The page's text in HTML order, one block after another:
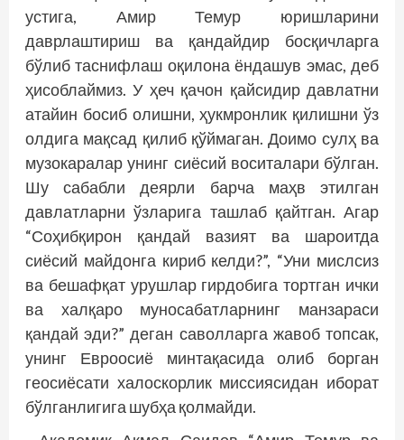
устига, Амир Темур юришларини
даврлаштириш ва қандайдир босқичларга
бўлиб таснифлаш оқилона ёндашув эмас, деб
ҳисоблаймиз. У ҳеч қачон қайсидир давлатни
атайин босиб олишни, ҳукмронлик қилишни ўз
олдига мақсад қилиб қўймаган. Доимо сулҳ ва
музокаралар унинг сиёсий воситалари бўлган.
Шу сабабли деярли барча маҳв этилган
давлатларни ўзларига ташлаб қайтган. Агар
“Соҳибқирон қандай вазият ва шароитда
сиёсий майдонга кириб келди?”, “Уни мислсиз
ва бешафқат урушлар гирдобига тортган ички
ва халқаро муносабатларнинг манзараси
қандай эди?” деган саволларга жавоб топсак,
унинг Евроосиё минтақасида олиб борган
геосиёсати халоскорлик миссиясидан иборат
бўлганлигига шубҳа қолмайди.